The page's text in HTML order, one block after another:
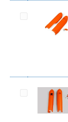
Artikel
Artikel